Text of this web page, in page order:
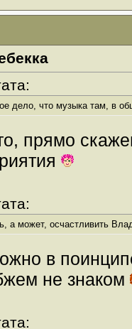
дело, что музыка там, в
прямо
а может, осчастливить
в
не знаком